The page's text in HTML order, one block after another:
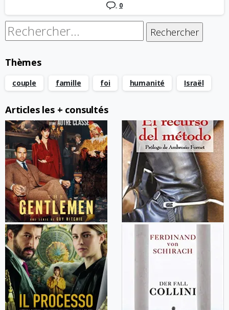
0
Rechercher :
Thèmes
couple famille foi humanité Israël
Articles les + consultés